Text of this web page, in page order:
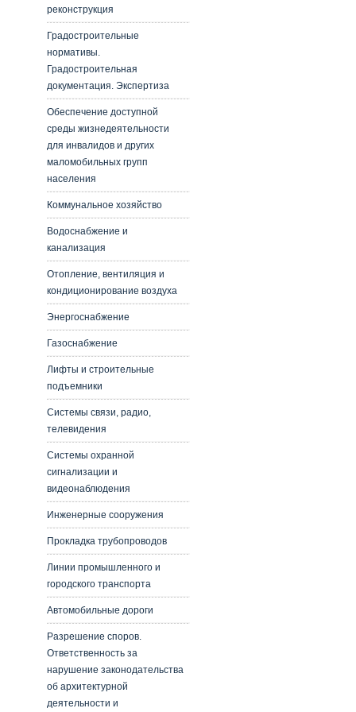
реконструкция
Градостроительные
нормативы.
Градостроительная
документация. Экспертиза
Обеспечение доступной
среды жизнедеятельности
для инвалидов и других
маломобильных групп
населения
Коммунальное хозяйство
Водоснабжение и
канализация
Отопление, вентиляция и
кондиционирование воздуха
Энергоснабжение
Газоснабжение
Лифты и строительные
подъемники
Системы связи, радио,
телевидения
Системы охранной
сигнализации и
видеонаблюдения
Инженерные сооружения
Прокладка трубопроводов
Линии промышленного и
городского транспорта
Автомобильные дороги
Разрешение споров.
Ответственность за
нарушение законодательства
об архитектурной
деятельности и